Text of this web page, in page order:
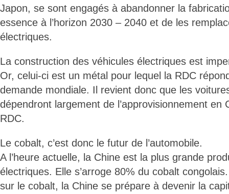
Japon, se sont engagés à abandonner la
essence à l’horizon 2030 – 2040 et de les
électriques.
La construction des véhicules électriques est
Or, celui-ci est un métal pour lequel la RDC
demande mondiale. Il revient donc que les
dépendront largement de l’approvisionnement en
RDC.
Le cobalt, c’est donc le futur de l’automobile.
A l’heure actuelle, la Chine est la plus grande
électriques. Elle s’arroge 80% du cobalt
sur le cobalt, la Chine se prépare à devenir la